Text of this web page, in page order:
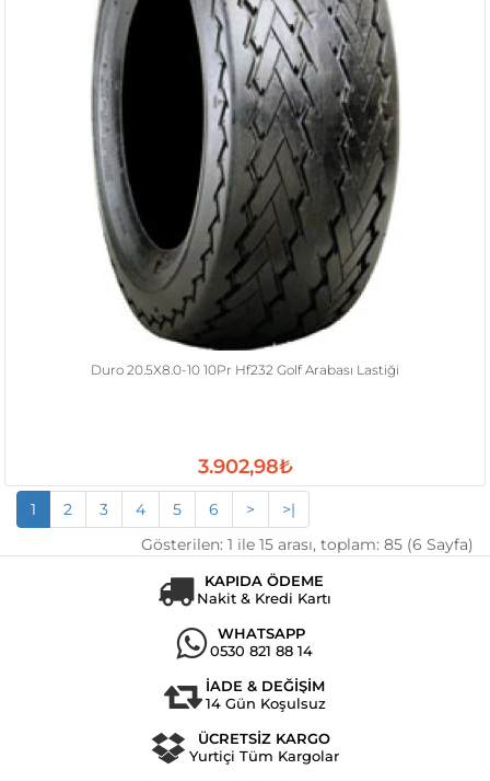
Duro 20.5X8.0-10 10Pr Hf232 Golf Arabası Lastiği
3.902,98₺
1 2 3 4 5 6 >
>|
Gösterilen: 1 ile 15 arası, toplam: 85 (6 Sayfa)
KAPIDA ÖDEME
Nakit & Kredi Kartı
WHATSAPP
0530 821 88 14
İADE & DEĞİŞİM
14 Gün Koşulsuz
ÜCRETSİZ KARGO
Yurtiçi Tüm Kargolar